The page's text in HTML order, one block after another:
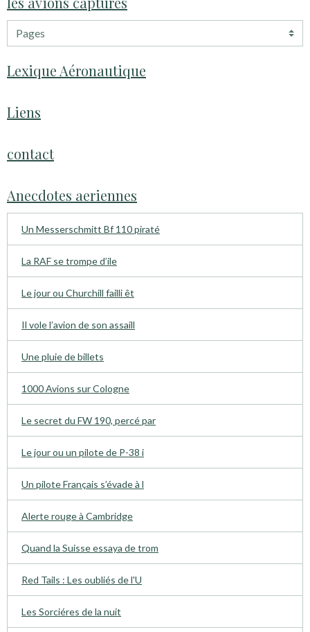
Lexique Aéronautique
Liens
contact
Anecdotes aeriennes
Un Messerschmitt Bf 110 piraté
La RAF se trompe d’ile
Le jour ou Churchill failli êt
Il vole l’avion de son assaill
Une pluie de billets
1000 Avions sur Cologne
Le secret du FW 190, percé par
Le jour ou un pilote de P-38 i
Un pilote Français s’évade à l
Alerte rouge à Cambridge
Quand la Suisse essaya de trom
Red Tails : Les oubliés de l'U
Les Sorciéres de la nuit